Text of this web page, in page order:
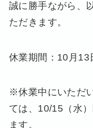
誠に勝手ながら、
ただきます。
休業期間：10月13
※休業中にいただ
ては、10/15（水
ます。